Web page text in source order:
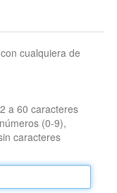
cualquiera de
a 60 caracteres
(0-9),
caracteres